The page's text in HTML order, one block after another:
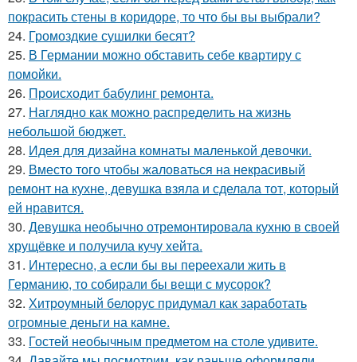
покрасить стены в коридоре, то что бы вы выбрали?
24. Громоздкие сушилки бесят?
25. В Германии можно обставить себе квартиру с
помойки.
26. Происходит бабулинг ремонта.
27. Наглядно как можно распределить на жизнь
небольшой бюджет.
28. Идея для дизайна комнаты маленькой девочки.
29. Вместо того чтобы жаловаться на некрасивый
ремонт на кухне, девушка взяла и сделала тот, который
ей нравится.
30. Девушка необычно отремонтировала кухню в своей
хрущёвке и получила кучу хейта.
31. Интересно, а если бы вы переехали жить в
Германию, то собирали бы вещи с мусорок?
32. Хитроумный белорус придумал как заработать
огромные деньги на камне.
33. Гостей необычным предметом на столе удивите.